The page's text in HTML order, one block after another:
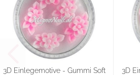
3D Einlegemotive - Gummi Soft
3D